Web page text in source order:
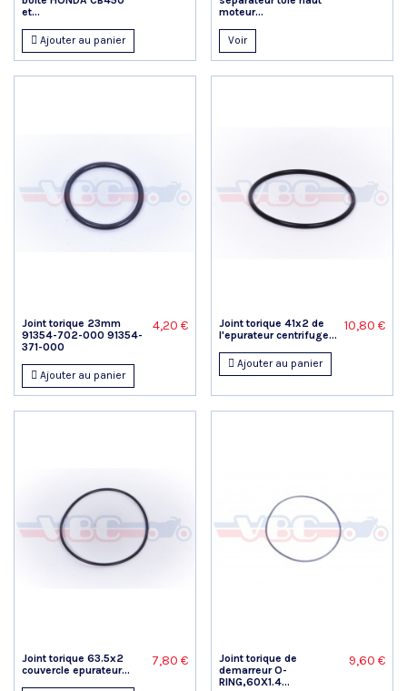
et...
Ajouter au panier
moteur...
Voir
Joint torique 23mm
91354-702-000 91354-
371-000
4,20 €
Ajouter au panier
Joint torique 41x2 de
l'epurateur centrifuge...
10,80 €
Ajouter au panier
Joint torique 63.5x2
couvercle epurateur...
7,80 €
Joint torique de
demarreur O-
RING,60X1.4...
9,60 €